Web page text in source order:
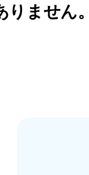
ません。